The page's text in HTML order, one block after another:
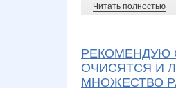
Читать полностью
РЕКОМЕНДУЮ
ОЧИСЯТСЯ И
МНОЖЕСТВО